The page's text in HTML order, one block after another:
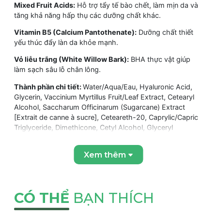
Mixed Fruit Acids: Hỗ trợ tẩy tế bào chết, làm mịn da và
tăng khả năng hấp thụ các dưỡng chất khác.
Vitamin B5 (Calcium Pantothenate): Dưỡng chất thiết
yếu thúc đẩy làn da khỏe mạnh.
Vỏ liễu trắng (White Willow Bark): BHA thực vật giúp
làm sạch sâu lỗ chân lông.
Thành phần chi tiết:Water/Aqua/Eau, Hyaluronic Acid,
Glycerin, Vaccinium Myrtillus Fruit/Leaf Extract, Cetearyl
Alcohol, Saccharum Officinarum (Sugarcane) Extract
[Extrait de canne à sucre], Ceteareth-20, Caprylic/Capric
Triglyceride, Dimethicone, Cetyl Alcohol, Glyceryl
Extract, Ormenis Multicaulis Oil, Glycyrrhiza Glabra
(Licorice) Root Extract, Citrus Medica Limonum (Lemon)
Citrus Medica Limonum (Lemon) Fruit Extract,
Asiaticoside, Acer Saccharum (Sugar Maple) Extract,
Asiatic Acid, Madecassic Acid, Salicylic Acid, PEG-150
Xem thêm
CÓ THỂ BẠN THÍCH